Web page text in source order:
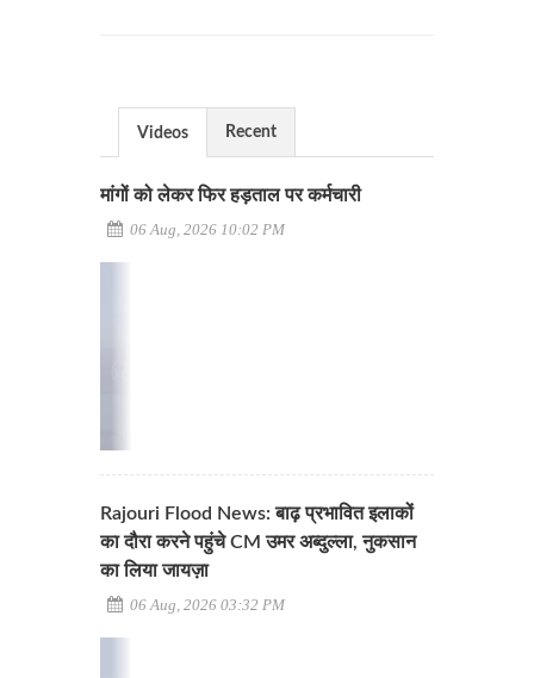
Videos Recent
मांगों को लेकर फिर हड़ताल पर कर्मचारी
06 Aug, 2026 10:02 PM
Rajouri Flood News: बाढ़ प्रभावित इलाकों
का दौरा करने पहुंचे CM उमर अब्दुल्ला, नुकसान
का लिया जायज़ा
06 Aug, 2026 03:32 PM